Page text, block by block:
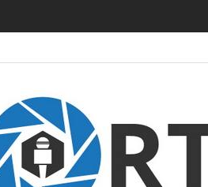
นยูโร คว้าไลเซนส์ ‘กุชชี่’ 50 ปี พร้อมส่ง 4